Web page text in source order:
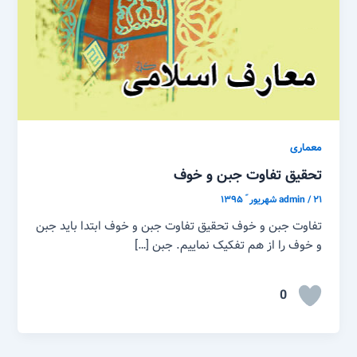
معماری
تحقیق تفاوت جبن و خوف
admin/۲۱ شهریور ّ ۱۳۹۵
تفاوت جبن و خوف تحقیق تفاوت جبن و خوف ابتدا باید جبن
و خوف را از هم تفکیک نماییم. جبن […]
0